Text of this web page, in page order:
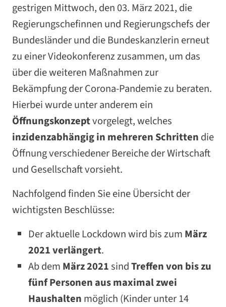
gestrigen Mittwoch, den 03. März 2021, die
Regierungschefinnen und Regierungschefs der
Bundesländer und die Bundeskanzlerin erneut
zu einer Videokonferenz zusammen, um das
über die weiteren Maßnahmen zur
Bekämpfung der Corona-Pandemie zu beraten.
Hierbei wurde unter anderem ein
Öffnungskonzeptvorgelegt, welches
inzidenzabhängig in mehreren Schritten die
Öffnung verschiedener Bereiche der Wirtschaft
und Gesellschaft vorsieht.
Nachfolgend finden Sie eine Übersicht der
wichtigsten Beschlüsse:
Der aktuelle Lockdown wird bis zum März
2021 verlängert.
Ab dem März 2021sindTreffen von bis zu
fünf Personen aus maximal zwei
Haushalten möglich (Kinder unter 14